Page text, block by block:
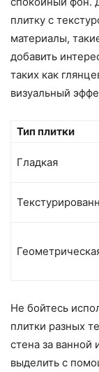
плитку с
материалы,
добавить
таких как
визуальный
Тип плитки
Гладкая
Не бойтесь
плитки разных
стена за ванной
выделить с